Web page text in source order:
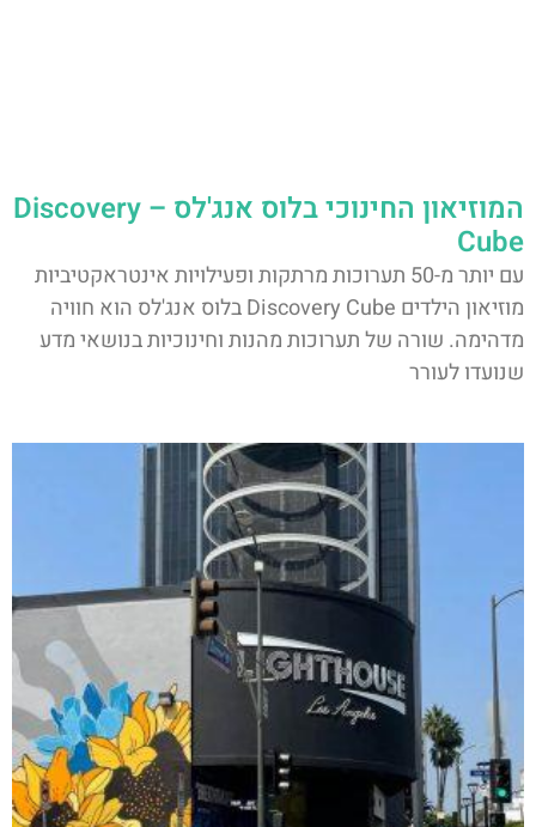
המוזיאון החינוכי בלוס אנג'לס – Discovery
Cube
עם יותר מ-50 תערוכות מרתקות ופעילויות אינטראקטיביות
מוזיאון הילדים Discovery Cube בלוס אנג'לס הוא חוויה
מדהימה. שורה של תערוכות מהנות וחינוכיות בנושאי מדע
שנועדו לעורר